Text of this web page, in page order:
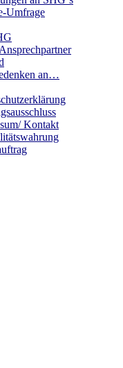
Umfrage
an…
Kontakt